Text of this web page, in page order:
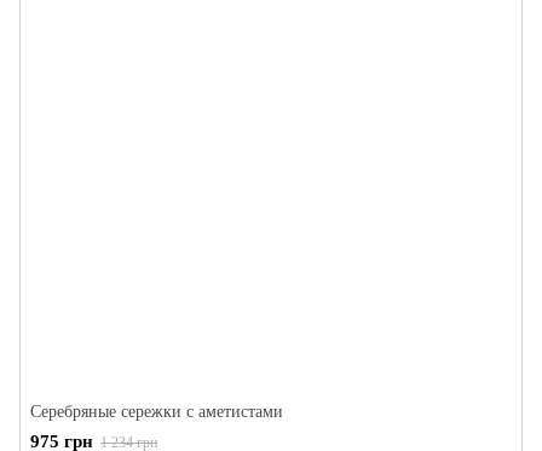
Серебряные сережки с аметистами
975 грн 1 234 грн